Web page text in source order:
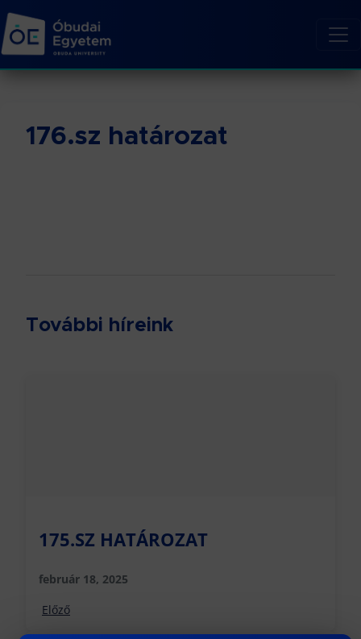
176.sz határozat
További híreink
175.SZ HATÁROZAT
február 18, 2025
Előző